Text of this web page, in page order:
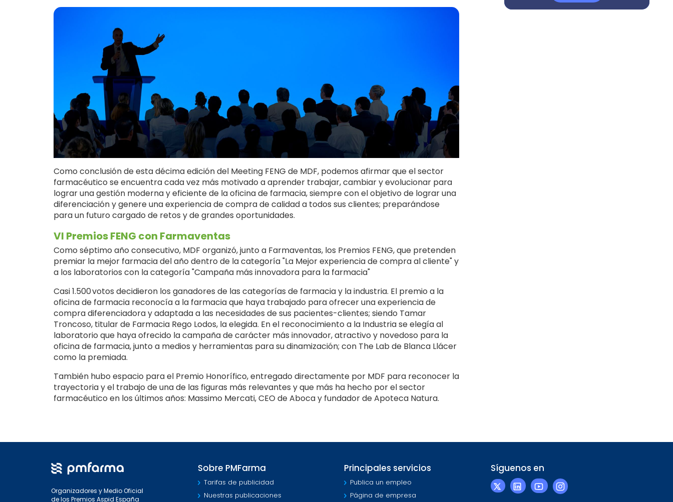
Como conclusión de esta décima edición del Meeting FENG de MDF, podemos afirmar que el sector
farmacéutico se encuentra cada vez más motivado a aprender trabajar, cambiar y evolucionar para
lograr una gestión moderna y eficiente de la oficina de farmacia, siempre con el objetivo de lograr una
diferenciación y genere una experiencia de compra de calidad a todos sus clientes; preparándose
para un futuro cargado de retos y de grandes oportunidades.
VI Premios FENG con Farmaventas
Como séptimo año consecutivo, MDF organizó, junto a Farmaventas, los Premios FENG, que pretenden
premiar la mejor farmacia del año dentro de la categoría "La Mejor experiencia de compra al cliente" y
a los laboratorios con la categoría "Campaña más innovadora para la farmacia"
Casi 1.500 votos decidieron los ganadores de las categorías de farmacia y la industria. El premio a la
oficina de farmacia reconocía a la farmacia que haya trabajado para ofrecer una experiencia de
compra diferenciadora y adaptada a las necesidades de sus pacientes-clientes; siendo Tamar
Troncoso, titular de Farmacia Rego Lodos, la elegida. En el reconocimiento a la Industria se elegía al
laboratorio que haya ofrecido la campaña de carácter más innovador, atractivo y novedoso para la
oficina de farmacia, junto a medios y herramientas para su dinamización; con The Lab de Blanca Llácer
como la premiada.
También hubo espacio para el Premio Honorífico, entregado directamente por MDF para reconocer la
trayectoria y el trabajo de una de las figuras más relevantes y que más ha hecho por el sector
farmacéutico en los últimos años: Massimo Mercati, CEO de Aboca y fundador de Apoteca Natura.
Organizadores y Medio Oficial
de los Premios Aspid España
Sobre PMFarma
Tarifas de publicidad
Nuestras publicaciones
Principales servicios
Publica un empleo
Página de empresa
Síguenos en